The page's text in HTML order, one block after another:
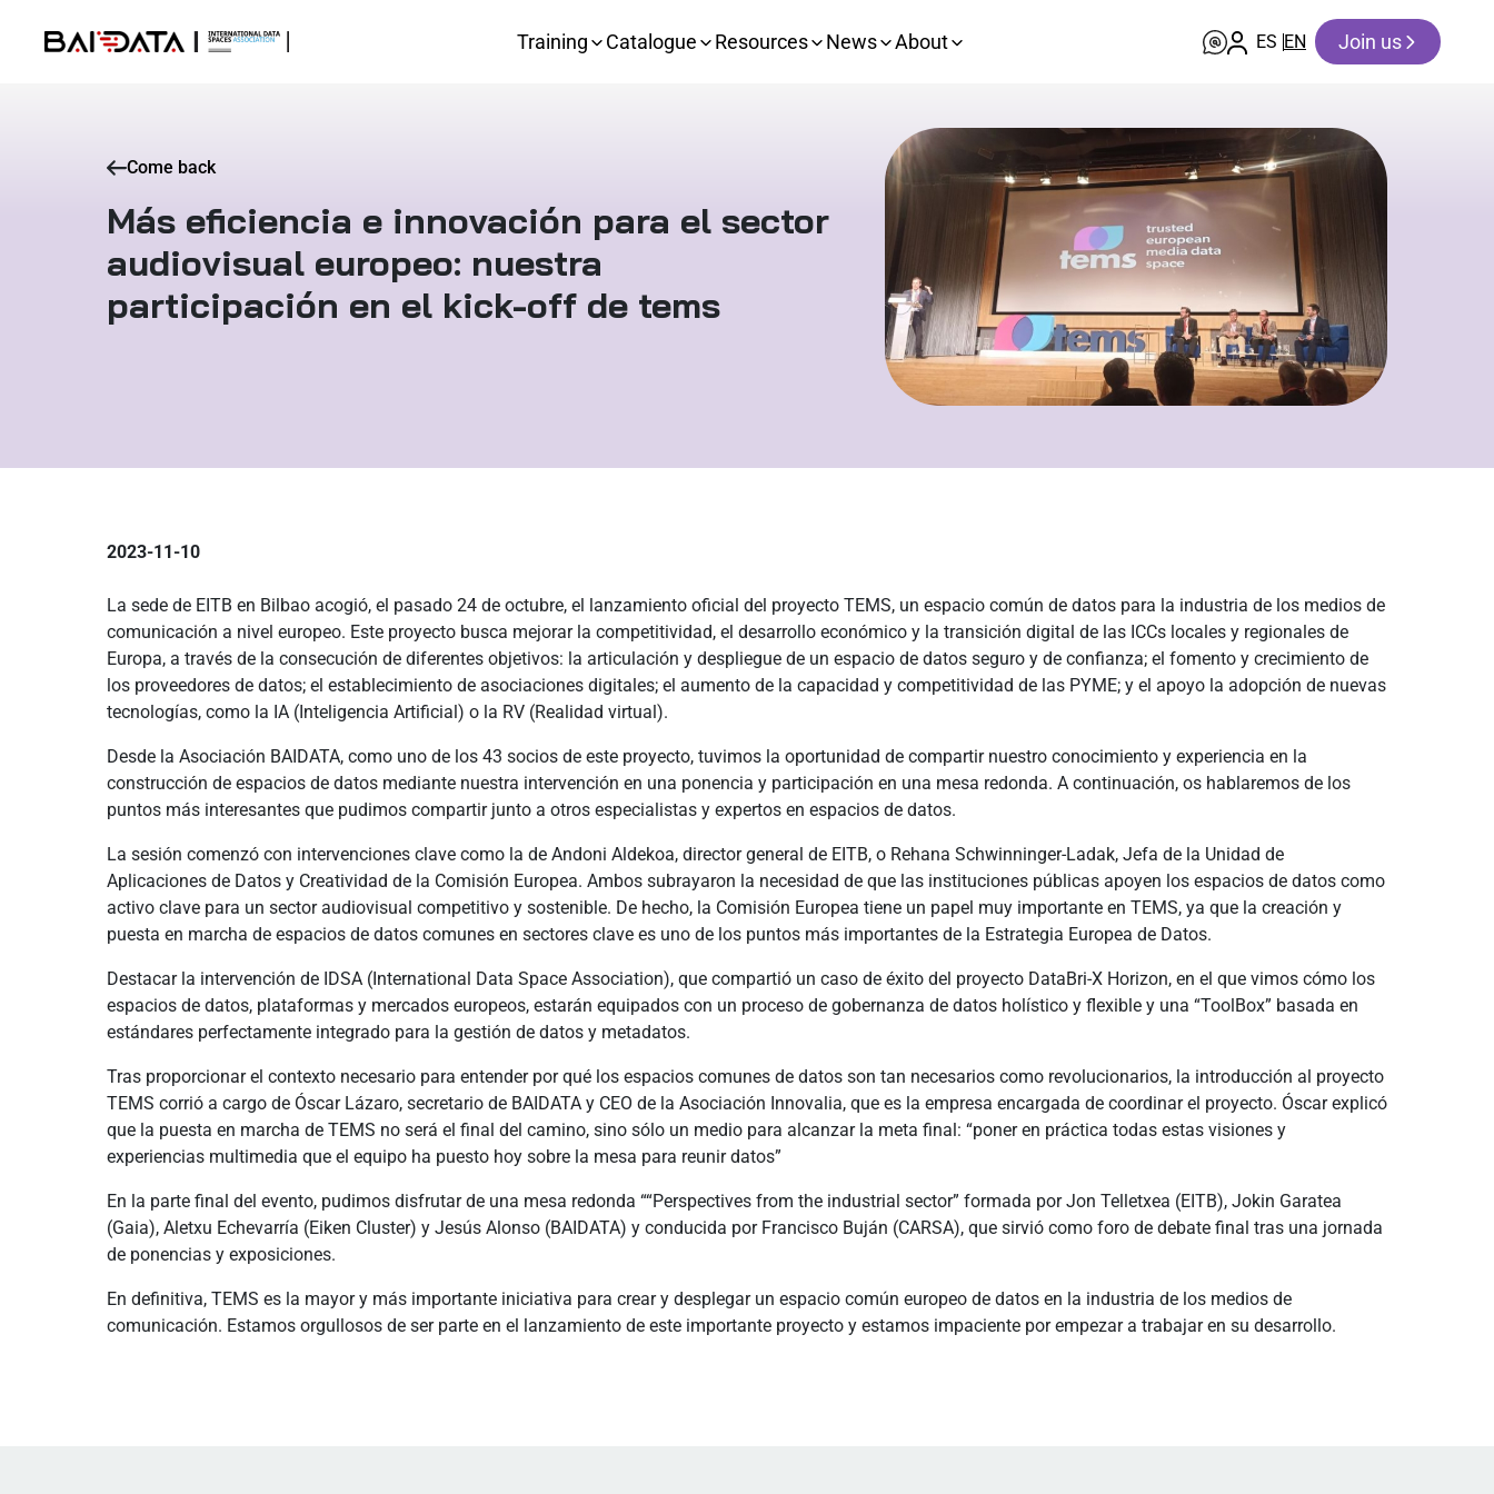
Training Catalogue Resources News About ES EN Join us
Come back
Más eficiencia e innovación para el sector
audiovisual europeo: nuestra
participación en el kick-off de tems
2023-11-10
La sede de EITB en Bilbao acogió, el pasado 24 de octubre, el lanzamiento oficial del proyecto TEMS, un espacio común de datos para la industria de los medios de
comunicación a nivel europeo. Este proyecto busca mejorar la competitividad, el desarrollo económico y la transición digital de las ICCs locales y regionales de
Europa, a través de la consecución de diferentes objetivos: la articulación y despliegue de un espacio de datos seguro y de confianza; el fomento y crecimiento de
los proveedores de datos; el establecimiento de asociaciones digitales; el aumento de la capacidad y competitividad de las PYME; y el apoyo la adopción de nuevas
tecnologías, como la IA (Inteligencia Artificial) o la RV (Realidad virtual).
Desde la Asociación BAIDATA, como uno de los 43 socios de este proyecto, tuvimos la oportunidad de compartir nuestro conocimiento y experiencia en la
construcción de espacios de datos mediante nuestra intervención en una ponencia y participación en una mesa redonda. A continuación, os hablaremos de los
puntos más interesantes que pudimos compartir junto a otros especialistas y expertos en espacios de datos.
La sesión comenzó con intervenciones clave como la de Andoni Aldekoa, director general de EITB, o Rehana Schwinninger-Ladak, Jefa de la Unidad de
Aplicaciones de Datos y Creatividad de la Comisión Europea. Ambos subrayaron la necesidad de que las instituciones públicas apoyen los espacios de datos como
activo clave para un sector audiovisual competitivo y sostenible. De hecho, la Comisión Europea tiene un papel muy importante en TEMS, ya que la creación y
puesta en marcha de espacios de datos comunes en sectores clave es uno de los puntos más importantes de la Estrategia Europea de Datos.
Destacar la intervención de IDSA (International Data Space Association), que compartió un caso de éxito del proyecto DataBri-X Horizon, en el que vimos cómo los
espacios de datos, plataformas y mercados europeos, estarán equipados con un proceso de gobernanza de datos holístico y flexible y una “ToolBox” basada en
estándares perfectamente integrado para la gestión de datos y metadatos.
Tras proporcionar el contexto necesario para entender por qué los espacios comunes de datos son tan necesarios como revolucionarios, la introducción al proyecto
TEMS corrió a cargo de Óscar Lázaro, secretario de BAIDATA y CEO de la Asociación Innovalia, que es la empresa encargada de coordinar el proyecto. Óscar explicó
que la puesta en marcha de TEMS no será el final del camino, sino sólo un medio para alcanzar la meta final: “poner en práctica todas estas visiones y
experiencias multimedia que el equipo ha puesto hoy sobre la mesa para reunir datos”
En la parte final del evento, pudimos disfrutar de una mesa redonda ““Perspectives from the industrial sector” formada por Jon Telletxea (EITB), Jokin Garatea
(Gaia), Aletxu Echevarría (Eiken Cluster) y Jesús Alonso (BAIDATA) y conducida por Francisco Buján (CARSA), que sirvió como foro de debate final tras una jornada
de ponencias y exposiciones.
En definitiva, TEMS es la mayor y más importante iniciativa para crear y desplegar un espacio común europeo de datos en la industria de los medios de
comunicación. Estamos orgullosos de ser parte en el lanzamiento de este importante proyecto y estamos impaciente por empezar a trabajar en su desarrollo.